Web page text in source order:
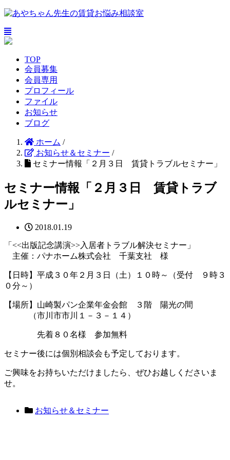
TOP
会員募集
会員専用
プロフィール
ファイル
お知らせ
ブログ
ホーム /
お知らせ＆セミナー /
セミナー情報「２月３日 賃貸トラブルセミナー」
セミナー情報「２月３日 賃貸トラブ
ルセミナー」
2018.01.19
「<<出版記念講演>>入居者トラブル解決セミナー」
主催：パナホーム株式会社 千葉支社 様
【日時】平成３０年２月３日（土）１０時～（受付 ９時３
０分～）
【場所】山崎製パン企業年金会館 ３階 陽光の間
（市川市市川１－３－１４）
先着８０名様 参加無料
セミナー後には個別相談会も予定しております。
ご興味をお持ちいただけましたら、ぜひお越しくださいま
せ。
お知らせ＆セミナー